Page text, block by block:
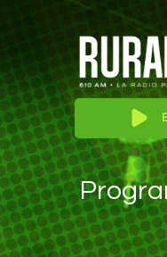
Reproductor
de
audio
RADIO
Inicio
Quienes
Publicite en
Contacto